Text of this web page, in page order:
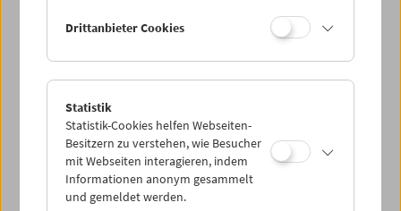
< zurück zur Übersicht
Share on
Drittanbieter Cookies
Statistik
Statistik-Cookies helfen Webseiten-
Besitzern zu verstehen, wie Besucher
mit Webseiten interagieren, indem
Informationen anonym gesammelt
und gemeldet werden.